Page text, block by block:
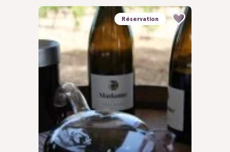
Réservation